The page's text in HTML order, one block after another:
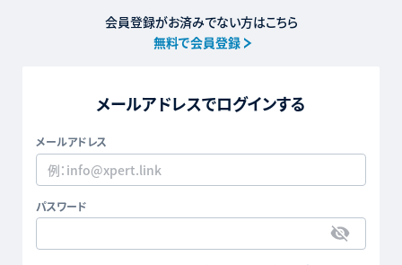
会員登録がお済みでない方はこちら
無料で会員登録
メールアドレスでログインする
メールアドレス
パスワード